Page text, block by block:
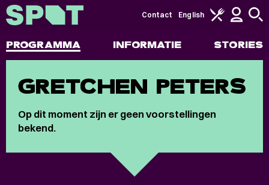
PROGRAMMA INFORMATIE STORIES
Contact English
GRETCHEN PETERS
Op dit moment zijn er geen voorstellingen
bekend.